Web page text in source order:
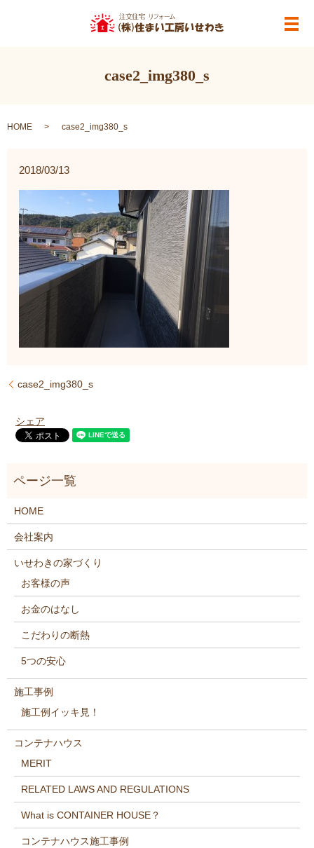
メ
case2_img380_s
HOME case2_img380_s
2018/03/13
case2_img380_s
シェア
HOME
会社案内
いせわきの家づくり
お客様の声
お金のはなし
こだわりの断熱
5つの安心
施工事例
施工例イッキ見！
コンテナハウス
MERIT
RELATED LAWS AND REGULATIONS
What is CONTAINER HOUSE？
コンテナハウス施工事例